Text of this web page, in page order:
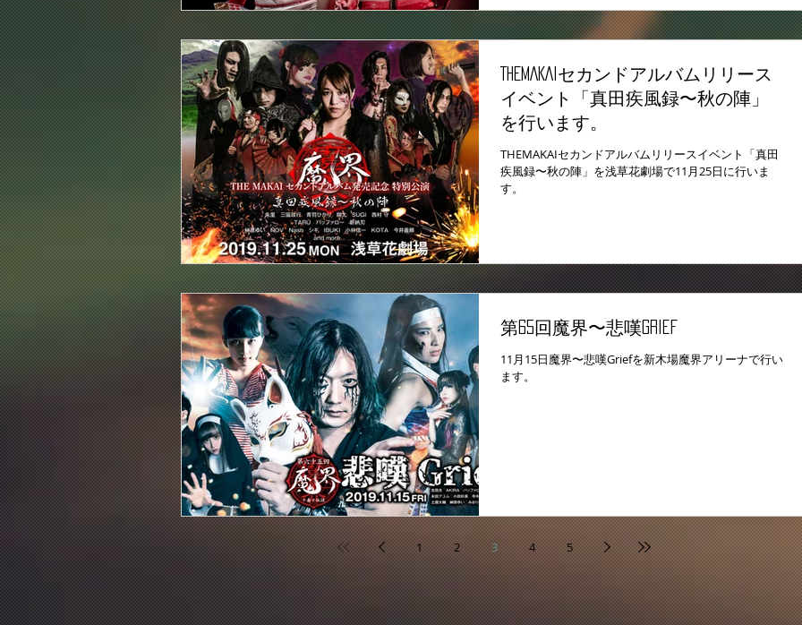
THEMAKAIセカンドアルバムリリース
イベント「真田疾風録〜秋の陣」
を行います。
THEMAKAIセカンドアルバムリリースイベント「真田
疾風録〜秋の陣」を浅草花劇場で11月25日に行いま
す。
第65回魔界〜悲嘆Grief
11月15日魔界〜悲嘆Griefを新木場魔界アリーナで行い
ます。
1 2 3 4 5